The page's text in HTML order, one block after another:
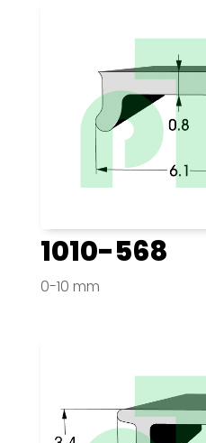
1010-568
0-10 mm